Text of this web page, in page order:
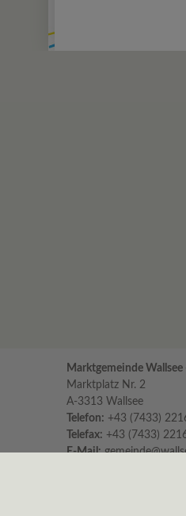
Marktgemeinde
Marktplatz Nr. 2
A-3313 Wallsee
Telefon: +43 (7433)
Telefax: +43 (7433)
E-Mail: